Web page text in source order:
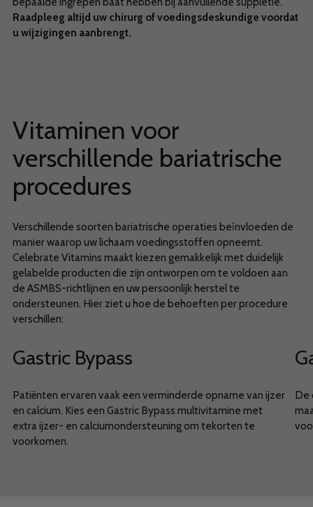
Raadpleeg altijd uw chirurg of voedingsdeskundige voordat
u wijzigingen aanbrengt.
Vitaminen voor
verschillende bariatrische
procedures
Verschillende soorten bariatrische operaties beïnvloeden de
manier waarop uw lichaam voedingsstoffen opneemt.
Celebrate Vitamins maakt kiezen gemakkelijk met duidelijk
gelabelde producten die zijn ontworpen om te voldoen aan
de ASMBS-richtlijnen en uw persoonlijk herstel te
ondersteunen. Hier ziet u hoe de behoeften per procedure
verschillen:
Gastric Bypass
Patiënten ervaren vaak een verminderde opname van ijzer
en calcium. Kies een Gastric Bypass multivitamine met
extra ijzer- en calciumondersteuning om tekorten te
voorkomen.
De